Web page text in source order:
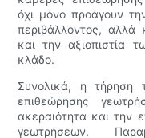
όχι μόνο προάγουν
περιβάλλοντος, αλλά
και την αξιοπιστία
κλάδο.
Συνολικά, η τήρηση
επιθεώρησης
ακεραιότητα και την
γεωτρήσεων.